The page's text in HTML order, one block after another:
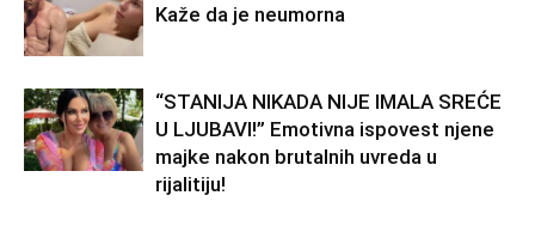
Kaže da je neumorna
“STANIJA NIKADA NIJE IMALA SREĆE
U LJUBAVI!” Emotivna ispovest njene
majke nakon brutalnih uvreda u
rijalitiju!